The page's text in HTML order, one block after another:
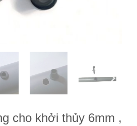
cho khởi thủy 6mm ,